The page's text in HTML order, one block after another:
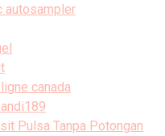
autosampler
canada
Pulsa Tanpa Potongan